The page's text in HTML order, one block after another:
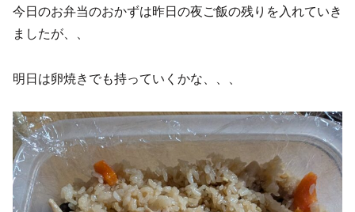
今日のお弁当のおかずは昨日の夜ご飯の残りを入れていき
ましたが、、
明日は卵焼きでも持っていくかな、、、